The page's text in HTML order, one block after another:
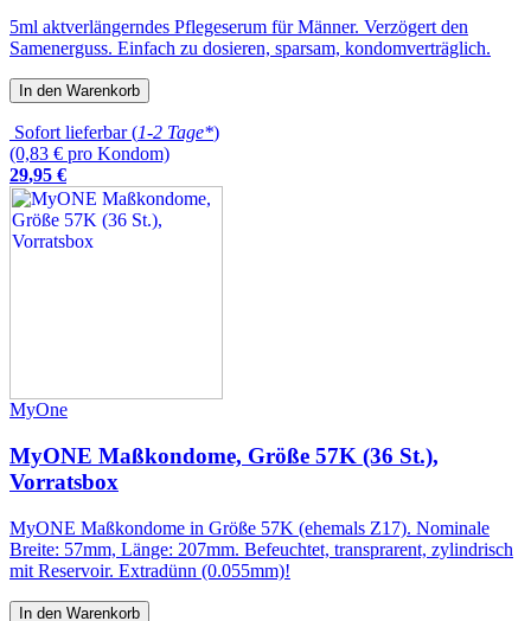
5ml aktverlängerndes Pflegeserum für Männer. Verzögert den
Samenerguss. Einfach zu dosieren, sparsam, kondomverträglich.
In den Warenkorb
Sofort lieferbar (1-2 Tage*)
(0,83 € pro Kondom)
29,95 €
MyOne
MyONE Maßkondome, Größe 57K (36 St.),
Vorratsbox
MyONE Maßkondome in Größe 57K (ehemals Z17). Nominale
Breite: 57mm, Länge: 207mm. Befeuchtet, transprarent, zylindrisch
mit Reservoir. Extradünn (0.055mm)!
In den Warenkorb